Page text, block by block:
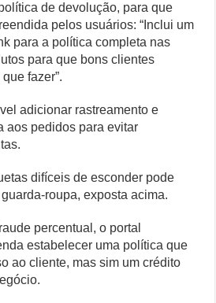
de devolução, para que
pelos usuários: “Inclui um
para a política completa nas
para que bons clientes
fazer”.
adicionar rastreamento e
aos pedidos para evitar
difíceis de esconder pode
roupa, exposta acima.
percentual, o portal
estabelecer uma política que
ao cliente, mas sim um crédito